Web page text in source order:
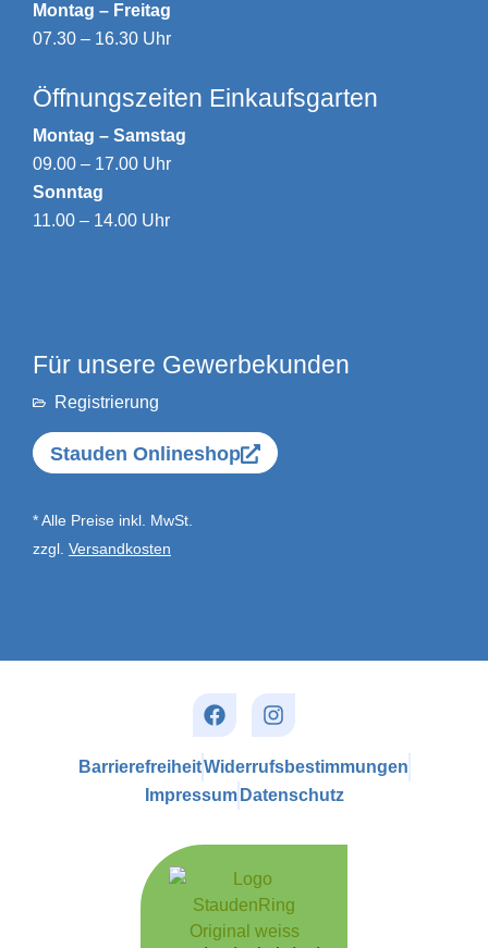
Montag – Freitag
07.30 – 16.30 Uhr
Öffnungszeiten Einkaufsgarten
Montag – Samstag
09.00 – 17.00 Uhr
Sonntag
11.00 – 14.00 Uhr
Für unsere Gewerbekunden
Registrierung
Stauden Onlineshop
* Alle Preise inkl. MwSt.
zzgl. Versandkosten
BarrierefreiheitWiderrufs­bestimmungen
Impressum Datenschutz